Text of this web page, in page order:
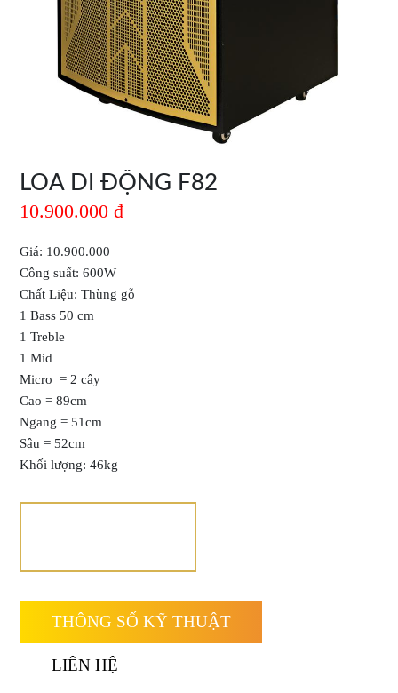
LOA DI ĐỘNG F82
10.900.000 đ
Giá: 10.900.000
Công suất: 600W
Chất Liệu: Thùng gỗ
1 Bass 50 cm
1 Treble
1 Mid
Micro = 2 cây
Cao = 89cm
Ngang = 51cm
Sâu = 52cm
Khối lượng: 46kg
THÔNG SỐ KỸ THUẬT
LIÊN HỆ